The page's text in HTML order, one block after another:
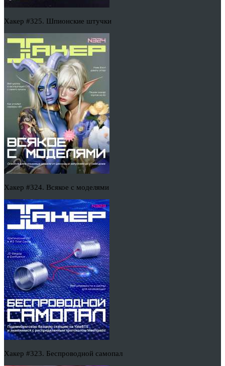
Хакер #325. Шпионские штучки
Хакер #324. Всякое с моделями
Хакер #323. Беспроводной самопал